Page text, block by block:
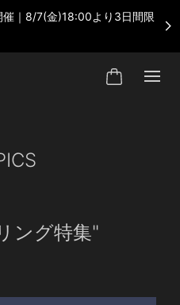
催｜8/7(金)18:00より3日間限
ング特集"